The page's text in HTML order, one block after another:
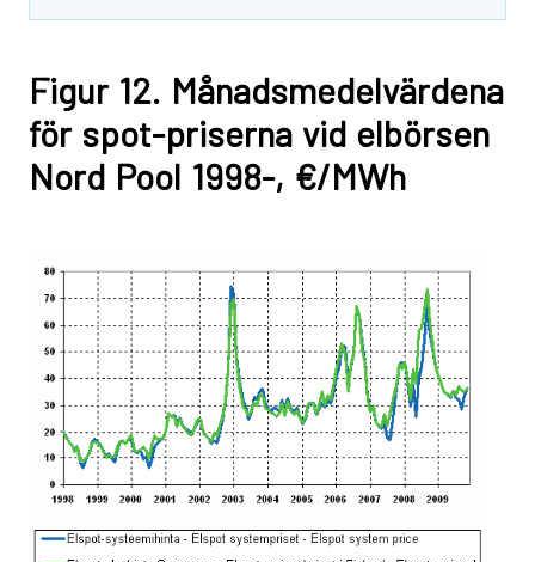
Figur 12. Månadsmedelvärdena
för spot-priserna vid elbörsen
Nord Pool 1998-, €/MWh